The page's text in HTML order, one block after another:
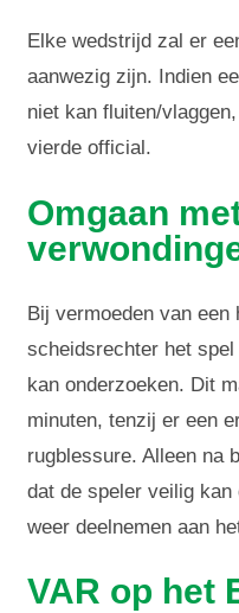
Elke wedstrijd zal er
aanwezig zijn. Indien
niet kan fluiten/
vierde official.
Omgaan
Bij vermoeden van
scheidsrechter het
kan onderzoeken. Dit
minuten, tenzij er een
rugblessure. Alleen na
dat de speler veilig kan
weer deelnemen aan
VAR op het